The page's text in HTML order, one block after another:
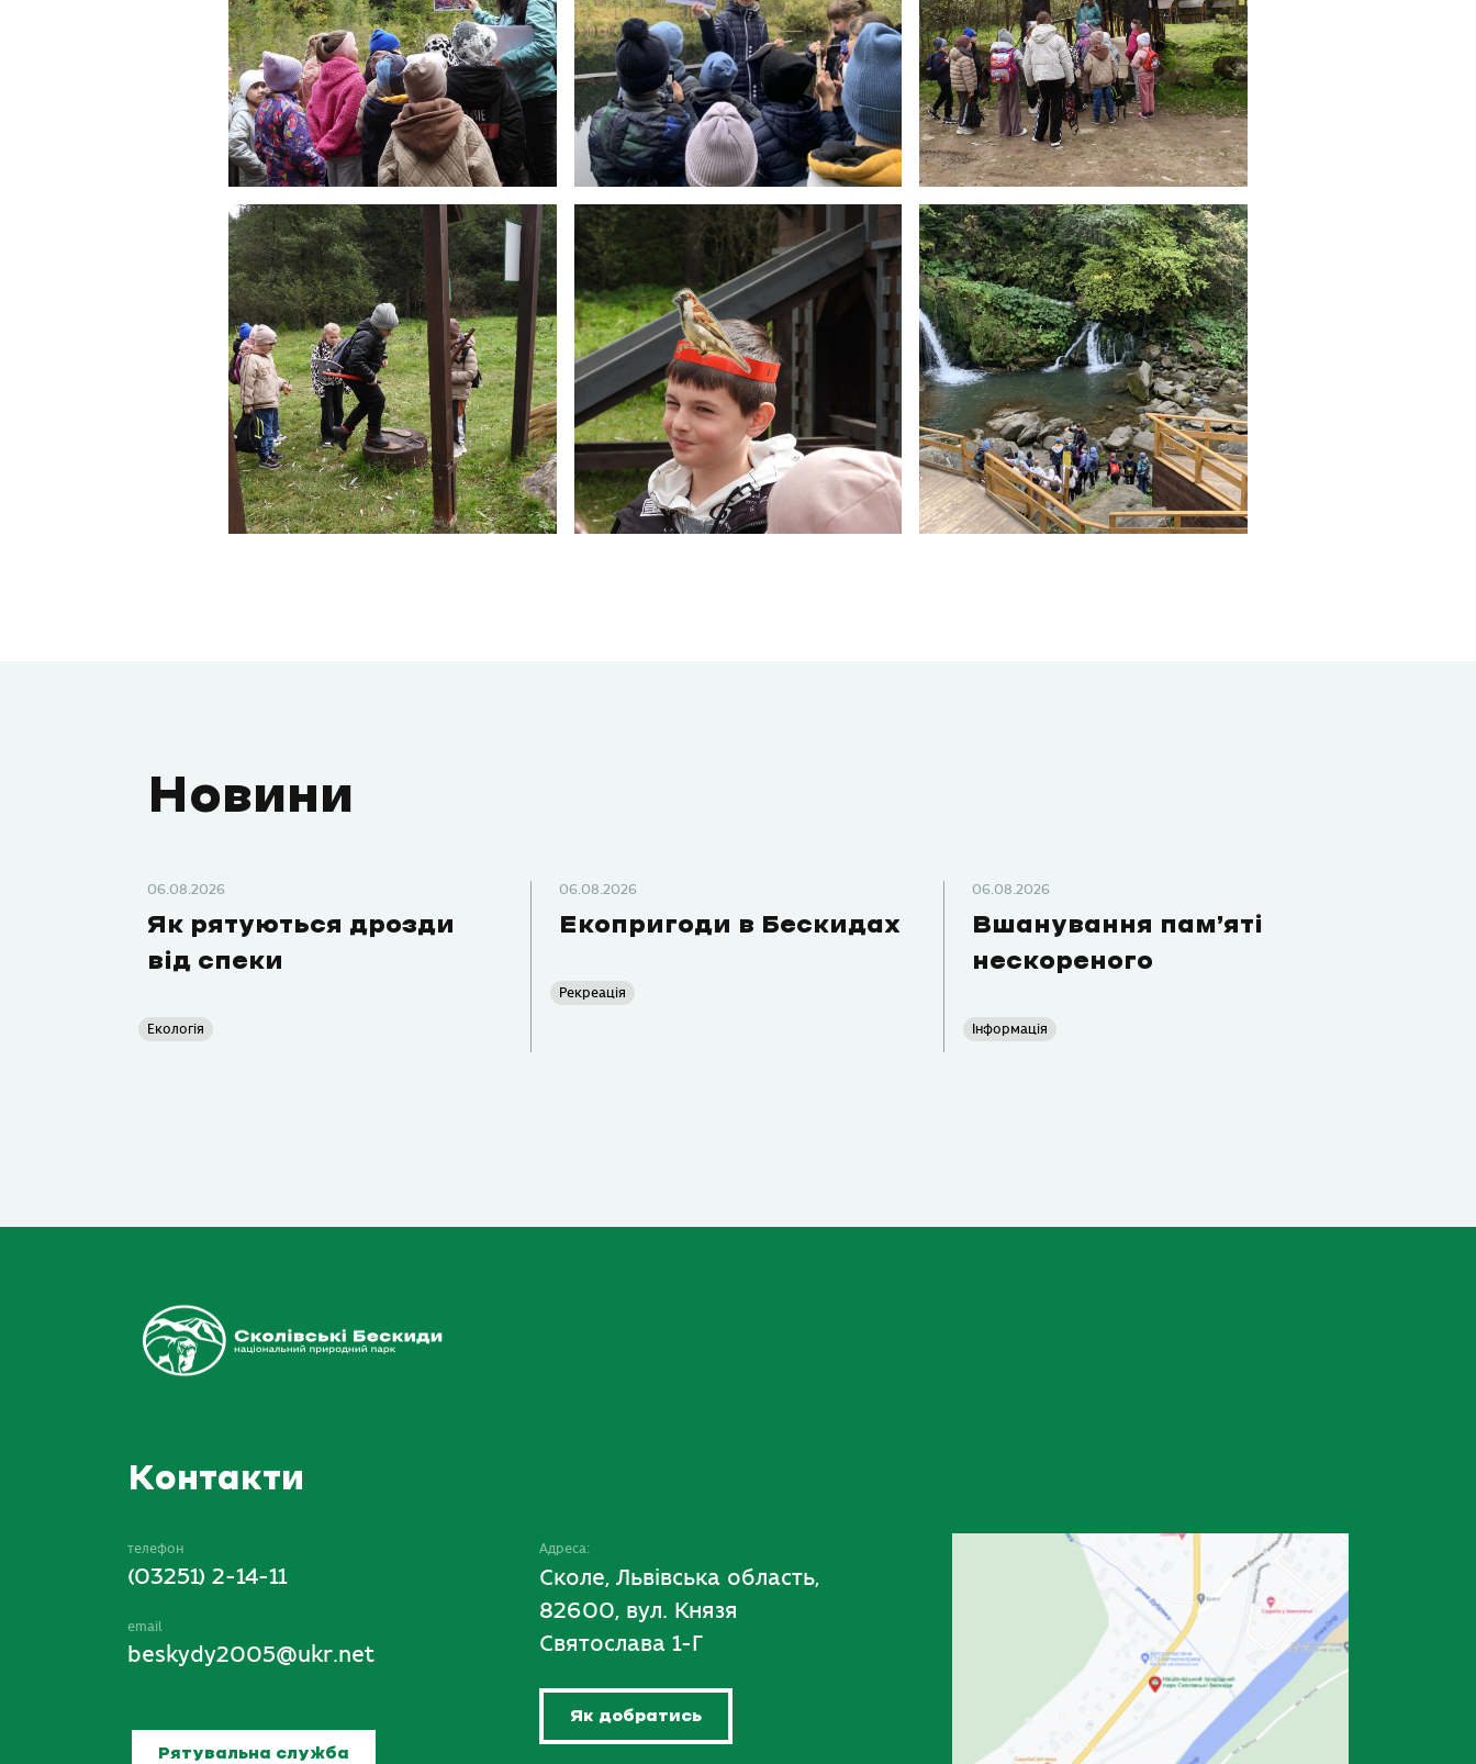
Новини
06.08.2026
Як рятуються дрозди
від спеки
Екологія
06.08.2026
Екопригоди в Бескидах
Рекреація
06.08.2026
Вшанування пам’яті
нескореного
Інформація
Контакти
телефон
(03251) 2-14-11
email
beskydy2005@ukr.net
Рятувальна служба
Адреса:
Сколе, Львівська область,
82600, вул. Князя
Святослава 1-Г
Як добратись